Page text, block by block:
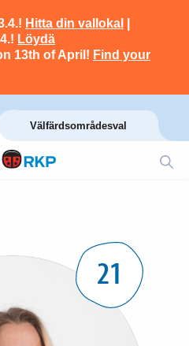
Hitta din vallokal
Löydä
13th of April! Find your
Välfärdsområdesval
21